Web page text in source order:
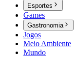
Esportes
Games
Gastronomia
Jogos
Meio Ambiente
Mundo